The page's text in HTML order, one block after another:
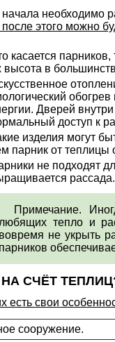
необходимо
этого можно
касается
высота в
Дверей
доступ к
изделия могут
парник от теплицы
не подходят
рассада.
Примечание.
любящих тепло и
вовремя не укрыть
парников
СЧЁТ
есть свои
сооружение.